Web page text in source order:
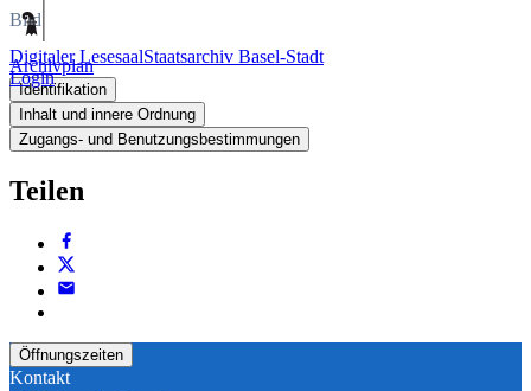
Digitaler LesesaalStaatsarchiv Basel-Stadt
Login
Bild
Archivplan
Identifikation
Inhalt und innere Ordnung
Zugangs- und Benutzungsbestimmungen
Teilen
Öffnungszeiten
Kontakt